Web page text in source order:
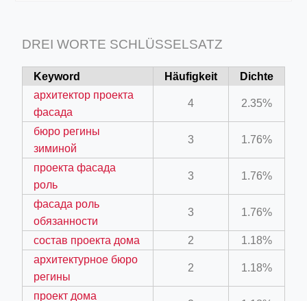
crew-neck-navy-blue/
DREI WORTE SCHLÜSSELSATZ
Keyword Häufigkeit
Dichte
архитектор проекта
фасада
4 2.35%
бюро регины
зиминой
3 1.76%
проекта фасада
роль
3 1.76%
фасада роль
обязанности
3 1.76%
состав проекта дома 2
1.18%
архитектурное бюро
регины
2 1.18%
проект дома